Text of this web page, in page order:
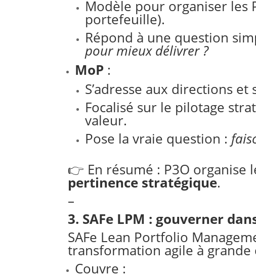
Modèle pour organiser les
portefeuille).
Répond à une question
pour mieux délivrer ?
MoP :
S’adresse aux directions et
Focalisé sur le pilotage
valeur.
Pose la vraie question :
👉 En résumé : P3O organise
pertinence stratégique.
–
3. SAFe LPM : gouverner
SAFe Lean Portfolio
transformation agile à grande
Couvre :